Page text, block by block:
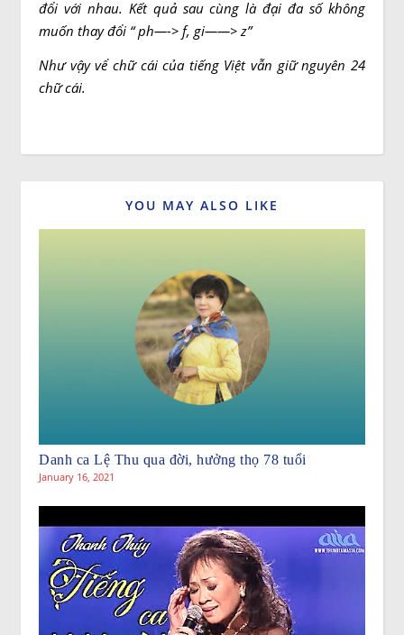
đổi với nhau. Kết quả sau cùng là đại đa số không
muốn thay đổi “ ph—-> f, gi——>z”
Như vậy vể chữ cái của tiếng Việtvẫn giữ nguyên 24
chữ cái.
YOU MAY ALSO LIKE
Danh ca Lệ Thu qua đời, hưởng thọ 78 tuổi
January 16, 2021